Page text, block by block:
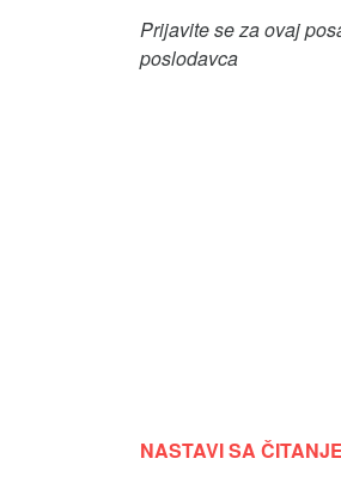
Prijavite se za ovaj
poslodavca
NASTAVI SA